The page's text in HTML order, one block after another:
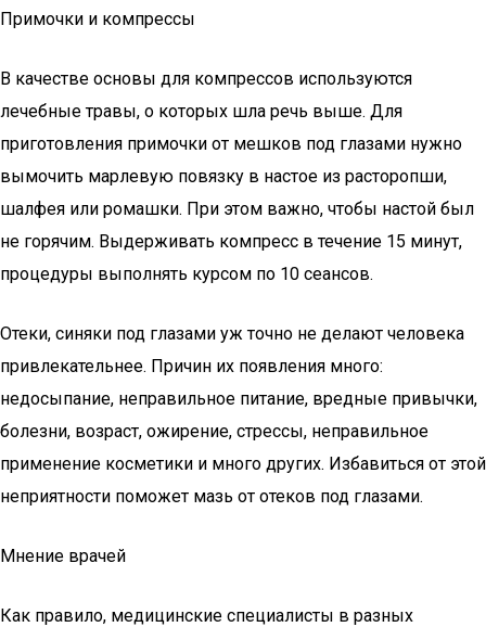
Примочки и компрессы
В качестве основы для компрессов используются
лечебные травы, о которых шла речь выше. Для
приготовления примочки от мешков под глазами нужно
вымочить марлевую повязку в настое из расторопши,
шалфея или ромашки. При этом важно, чтобы настой был
не горячим. Выдерживать компресс в течение 15 минут,
процедуры выполнять курсом по 10 сеансов.
Отеки, синяки под глазами уж точно не делают человека
привлекательнее. Причин их появления много:
недосыпание, неправильное питание, вредные привычки,
болезни, возраст, ожирение, стрессы, неправильное
применение косметики и много других. Избавиться от этой
неприятности поможет мазь от отеков под глазами.
Мнение врачей
Как правило, медицинские специалисты в разных